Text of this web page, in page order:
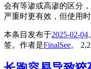
会有等渗或高渗的区分
严重时更有效，但使用
本条目发布于2025-02-04
签。 作者是FinalSee。